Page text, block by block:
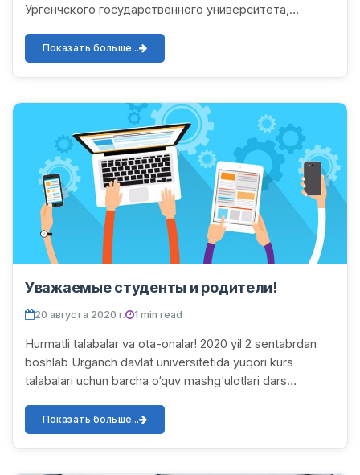
Ургенчского государственного университета,
Шеровым Алишером Бакб...
Показать больше...
Уважаемые студенты и родители!
20 августа 2020 г. 1 min read
Hurmatli talabalar va ota-onalar! 2020 yil 2 sentabrdan
boshlab Urganch davlat universitetida yuqori kurs
talabalari uchun barcha o‘quv mashg‘ulotlari dars
Показать больше...